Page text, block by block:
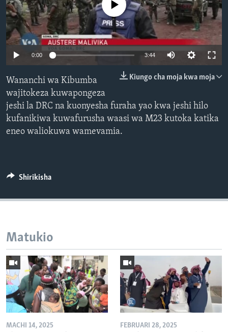
No media source currently available
0:00 3:44
Kiungo cha moja kwa moja
Wananchi wa Kibumba
wajitokeza kuwapongeza
jeshi la DRC na kuonyesha furaha yao kwa jeshi hilo
kufanikiwa kuwafurusha waasi wa M23 kutoka katika
eneo waliokuwa wamevamia.
Shirikisha
Matukio
MACHI 14, 2025 FEBRUARI 28, 2025